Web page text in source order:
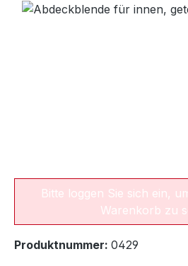
Bildergalerie überspringen
Bitte loggen Sie sich ein,
Warenkorb zu
Produktnummer: 0429